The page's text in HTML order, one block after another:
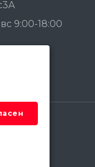
9:00-18:00